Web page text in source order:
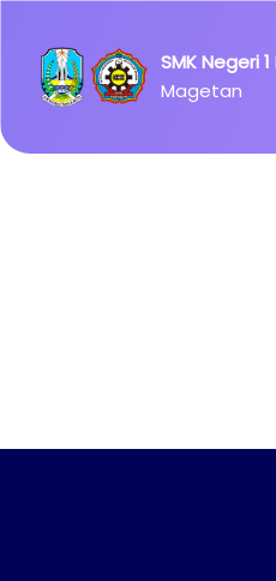
been the
industry's
standard
SMK Negeri
Magetan